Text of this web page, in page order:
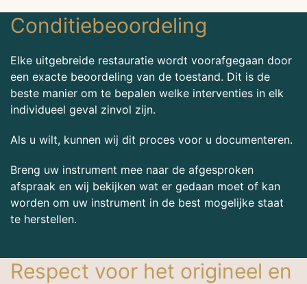
Conditiebeoordeling
Elke uitgebreide restauratie wordt voorafgegaan door
een exacte beoordeling van de toestand. Dit is de
beste manier om te bepalen welke interventies in elk
individueel geval zinvol zijn.
Als u wilt, kunnen wij dit proces voor u documenteren.
Breng uw instrument mee naar de afgesproken
afspraak en wij bekijken wat er gedaan moet of kan
worden om uw instrument in de best mogelijke staat
te herstellen.
Respect voor het origineel en